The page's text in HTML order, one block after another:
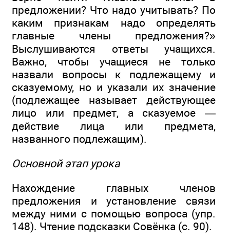
предложении? Что надо учитывать? По
каким признакам надо определять
главные члены предложения?»
Выслушиваются ответы учащихся.
Важно, чтобы учащиеся не только
назвали вопросы к подлежащему и
сказуемому, но и указали их значение
(подлежащее называет действующее
лицо или предмет, а сказуемое —
действие лица или предмета,
названного подлежащим).
Основной этап урока
Нахождение главных членов
предложения и установление связи
между ними с помощью вопроса (упр.
148). Чтение подсказки Совёнка (с. 90).